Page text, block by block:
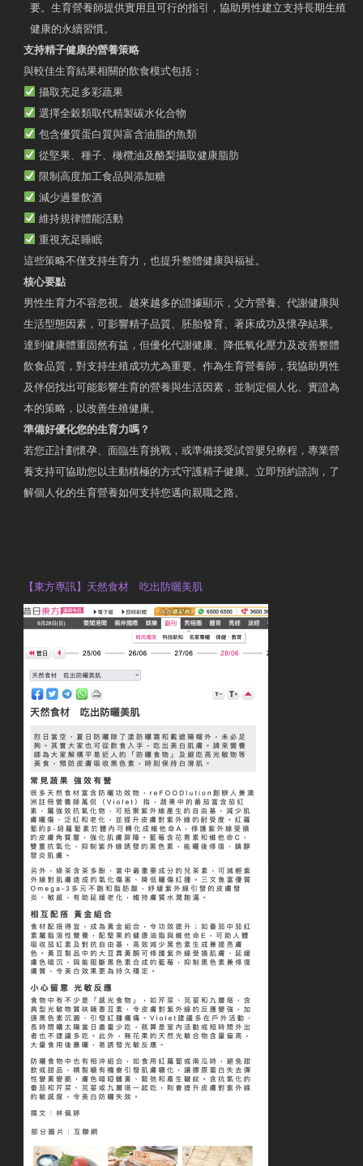
要。生育營養師提供實用且可行的指引，協助男性建立支持長期生殖
健康的永續習慣。
支持精子健康的營養策略
與較佳生育結果相關的飲食模式包括：
攝取充足多彩蔬果
選擇全穀類取代精製碳水化合物
包含優質蛋白質與富含油脂的魚類
從堅果、種子、橄欖油及酪梨攝取健康脂肪
限制高度加工食品與添加糖
減少過量飲酒
維持規律體能活動
重視充足睡眠
這些策略不僅支持生育力，也提升整體健康與福祉。
核心要點
男性生育力不容忽視。越來越多的證據顯示，父方營養、代謝健康與
生活型態因素，可影響精子品質、胚胎發育、著床成功及懷孕結果。
達到健康體重固然有益，但優化代謝健康、降低氧化壓力及改善整體
飲食品質，對支持生殖成功尤為重要。作為生育營養師，我協助男性
及伴侶找出可能影響生育的營養與生活因素，並制定個人化、實證為
本的策略，以改善生殖健康。
準備好優化您的生育力嗎？
若您正計劃懷孕、面臨生育挑戰，或準備接受試管嬰兒療程，專業營
養支持可協助您以主動積極的方式守護精子健康。立即預約諮詢，了
解個人化的生育營養如何支持您邁向親職之路。
【東方專訊】天然食材 吃出防曬美肌